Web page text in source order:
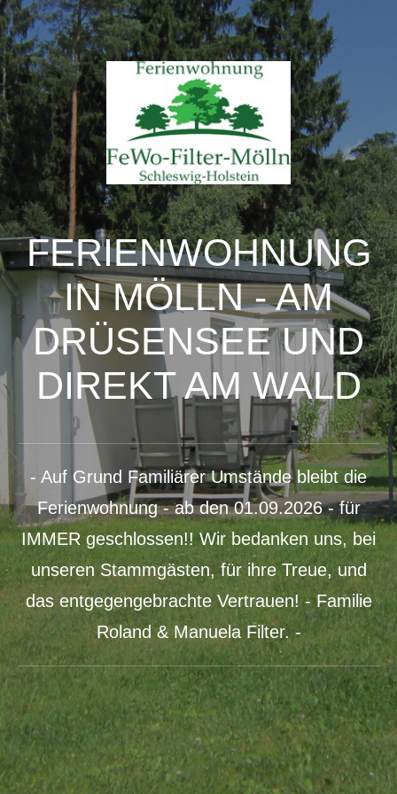
FERIENWOHNUNG
IN MÖLLN - AM
DRÜSENSEE UND
DIREKT AM WALD
- Auf Grund Familiärer Umstände bleibt die
Ferienwohnung - ab den 01.09.2026 - für
IMMER geschlossen!! Wir bedanken uns, bei
unseren Stammgästen, für ihre Treue, und
das entgegengebrachte Vertrauen! - Familie
Roland & Manuela Filter. -